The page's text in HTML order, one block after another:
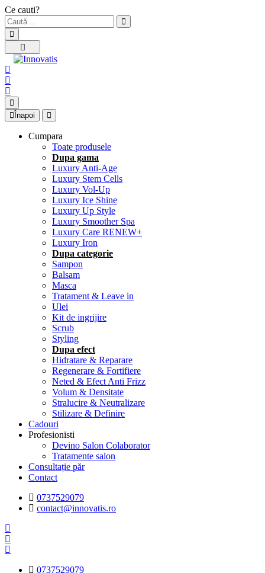
Ce cauti?
Înapoi
Cumpara
Toate produsele
Dupa gama
Luxury Anti-Age
Luxury Stem Cells
Luxury Vol-Up
Luxury Ice Shine
Luxury Up Style
Luxury Smoother Spa
Luxury Care RENEW+
Luxury Iron
Dupa categorie
Sampon
Balsam
Masca
Tratament & Leave in
Ulei
Kit de ingrijire
Scrub
Styling
Dupa efect
Hidratare & Reparare
Regenerare & Fortifiere
Neted & Efect Anti Frizz
Volum & Densitate
Stralucire & Neutralizare
Stilizare & Definire
Cadouri
Profesionisti
Devino Salon Colaborator
Tratamente salon
Consultație păr
Contact
0737529079
contact@innovatis.ro
0737529079